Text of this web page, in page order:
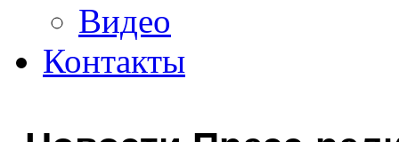
Видео
Контакты